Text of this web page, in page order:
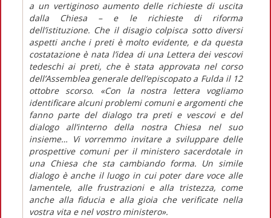
a un vertiginoso aumento delle richieste di uscita
dalla Chiesa – e le richieste di riforma
dell’istituzione. Che il disagio colpisca sotto diversi
aspetti anche i preti è molto evidente, e da questa
costatazione è nata l’idea di una Lettera dei vescovi
tedeschi ai preti, che è stata approvata nel corso
dell’Assemblea generale dell’episcopato a Fulda il 12
ottobre scorso. «Con la nostra lettera vogliamo
identificare alcuni problemi comuni e argomenti che
fanno parte del dialogo tra preti e vescovi e del
dialogo all’interno della nostra Chiesa nel suo
insieme… Vi vorremmo invitare a sviluppare delle
prospettive comuni per il ministero sacerdotale in
una Chiesa che sta cambiando forma. Un simile
dialogo è anche il luogo in cui poter dare voce alle
lamentele, alle frustrazioni e alla tristezza, come
anche alla fiducia e alla gioia che verificate nella
vostra vita e nel vostro ministero».